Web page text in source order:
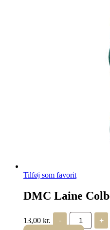
Tilføj som favorit
DMC Laine
13,00 kr. -
DMC
Laine
+